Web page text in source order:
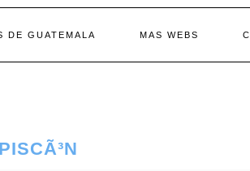
DE GUATEMALA MAS WEBS